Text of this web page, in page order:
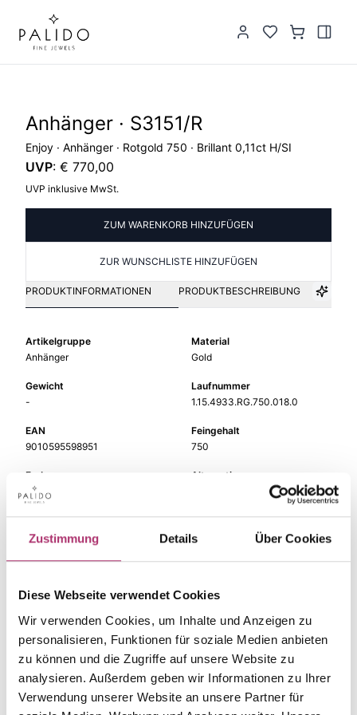
Zustimmung Details Über Cookies
Diese Webseite verwendet Cookies
Wir verwenden Cookies, um Inhalte und Anzeigen zu
personalisieren, Funktionen für soziale Medien anbieten
zu können und die Zugriffe auf unsere Website zu
analysieren. Außerdem geben wir Informationen zu Ihrer
Verwendung unserer Website an unsere Partner für
Anhänger · S3151/R
Enjoy · Anhänger · Rotgold 750 · Brillant 0,11ct H/SI
UVP: € 770,00
UVP inklusive MwSt.
ZUM WARENKORB HINZUFÜGEN
ZUR WUNSCHLISTE HINZUFÜGEN
PRODUKTINFORMATIONEN PRODUKTBESCHREIBUNG
Artikelgruppe
Anhänger
Material
Gold
Gewicht
-
Laufnummer
1.15.4933.RG.750.018.0
EAN
9010595598951
Feingehalt
750
Farbe
Rotgold
Alternativ
Steinfarbe
weiß
Steinart
Diamant
Stein
Größe
Die passenden Stücke